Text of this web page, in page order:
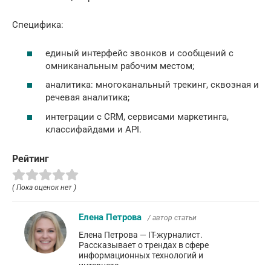
Специфика:
единый интерфейс звонков и сообщений с
омниканальным рабочим местом;
аналитика: многоканальный трекинг, сквозная и
речевая аналитика;
интеграции с CRM, сервисами маркетинга,
классифайдами и API.
Рейтинг
( Пока оценок нет )
Елена Петрова / автор статьи
Елена Петрова — IT-журналист.
Рассказывает о трендах в сфере
информационных технологий и